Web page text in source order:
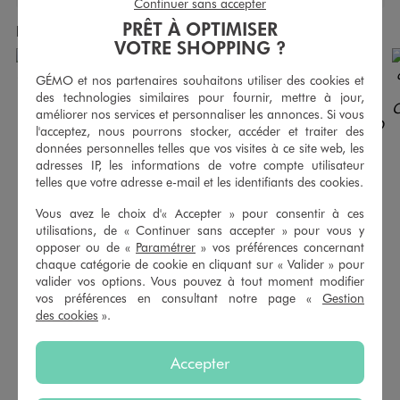
Produits achetés ensemble
Sandales à brides sur semelle plateforme femme - 5 Miles
34,99 €
AJOUTERAU PANIER
Mules métallisées avec brides à boucle femme - Valentina Baldano
AJOUTERAU PANIER
PRÊT À OPTIMISER
VOTRE SHOPPING ?
GÉMO et nos partenaires souhaitons utiliser des cookies et
des technologies similaires pour fournir, mettre à jour,
améliorer nos services et personnaliser les annonces. Si vous
l'acceptez, nous pourrons stocker, accéder et traiter des
données personnelles telles que vos visites à ce site web, les
adresses IP, les informations de votre compte utilisateur
telles que votre adresse e-mail et les identifiants des cookies.
Vous avez le choix d'« Accepter » pour consentir à ces
utilisations, de « Continuer sans accepter » pour vous y
opposer ou de « Paramétrer » vos préférences concernant
chaque catégorie de cookie en cliquant sur « Valider » pour
valider vos options. Vous pouvez à tout moment modifier
vos préférences en consultant notre page « Gestion
des cookies ».
Accepter